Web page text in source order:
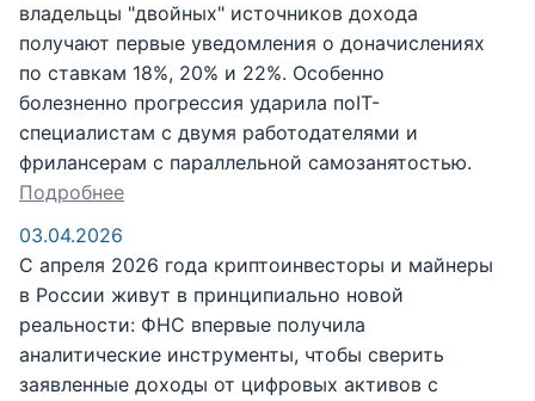
владельцы "двойных" источников дохода
получают первые уведомления о доначислениях
по ставкам 18%, 20% и 22%. Особенно
болезненно прогрессия ударила поIT-
специалистам с двумя работодателями и
фрилансерам с параллельной самозанятостью.
Подробнее
03.04.2026
С апреля 2026 года криптоинвесторы и майнеры
в России живут в принципиально новой
реальности: ФНС впервые получила
аналитические инструменты, чтобы сверить
заявленные доходы от цифровых активов с